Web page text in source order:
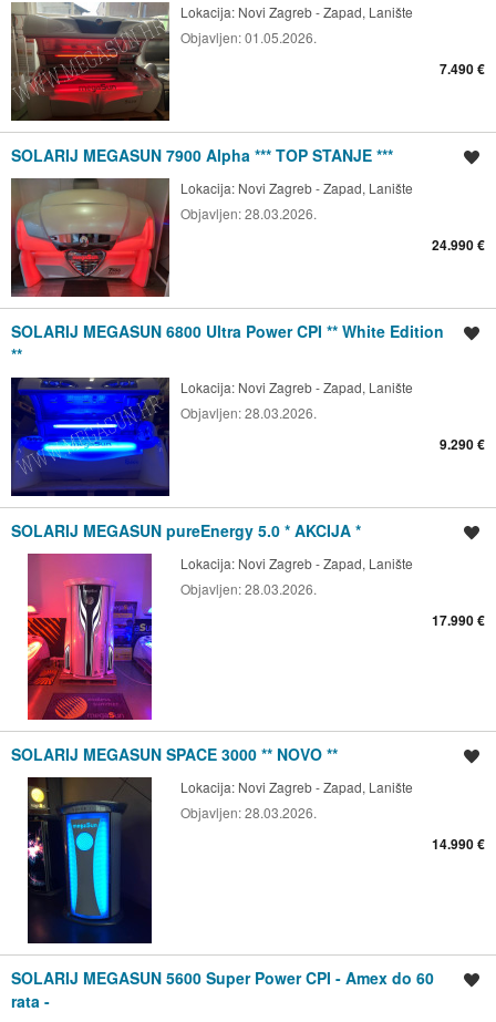
Lokacija: Novi Zagreb - Zapad, Lanište
Objavljen:01.05.2026.
7.490 €
SOLARIJ MEGASUN 7900 Alpha *** TOP STANJE ***
Lokacija: Novi Zagreb - Zapad, Lanište
Objavljen:28.03.2026.
24.990 €
SOLARIJ MEGASUN 6800 Ultra Power CPI ** White Edition
**
Lokacija: Novi Zagreb - Zapad, Lanište
Objavljen:28.03.2026.
9.290 €
SOLARIJ MEGASUN pureEnergy 5.0 * AKCIJA *
Lokacija: Novi Zagreb - Zapad, Lanište
Objavljen:28.03.2026.
17.990 €
SOLARIJ MEGASUN SPACE 3000 ** NOVO **
Lokacija: Novi Zagreb - Zapad, Lanište
Objavljen:28.03.2026.
14.990 €
SOLARIJ MEGASUN 5600 Super Power CPI - Amex do 60
rata -